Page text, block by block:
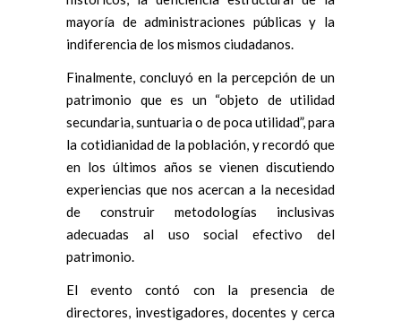
mayoría de administraciones públicas y la
indiferencia de los mismos ciudadanos.
Finalmente, concluyó en la percepción de un
patrimonio que es un “objeto de utilidad
secundaria, suntuaria o de poca utilidad”, para
la cotidianidad de la población, y recordó que
en los últimos años se vienen discutiendo
experiencias que nos acercan a la necesidad
de construir metodologías inclusivas
adecuadas al uso social efectivo del
patrimonio.
El evento contó con la presencia de
directores, investigadores, docentes y cerca